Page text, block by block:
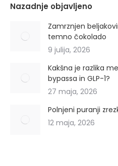
Nazadnje objavljeno
Zamrznjen
temno čokolado
9 julija, 2026
Kakšna je razlika
bypassa in GLP-1?
27 maja, 2026
Polnjeni puranji
12 maja, 2026